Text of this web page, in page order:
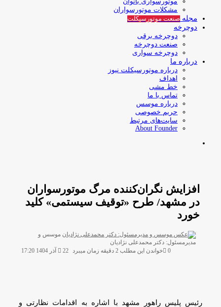
مشکلات موتورسواران
مجله صنعت موتورسیکلت
دوچرخه
دوچرخه برقی
صنعت دوچرخه
دوچرخه سواری
درباره ما
درباره موتورسیکلت نیوز
اهداف
خط مشی
تماس با ما
درباره موسس
حریم خصوصی
سایت‌های مرتبط
About Founder
افزایش نگران‌کننده مرگ موتورسواران
در مشهد/ طرح «توقیف سیستمی» کلید
خورد
موسس و
مدیرمسئول: دکتر محمدعلی نژادیانارسال
ایمیل
22 آذر 1404 17:20 0 خواندن این مطلب 2 دقیقه زمان میبرد
رئیس پلیس راهور مشهد با اشاره به اقدامات نظارتی و